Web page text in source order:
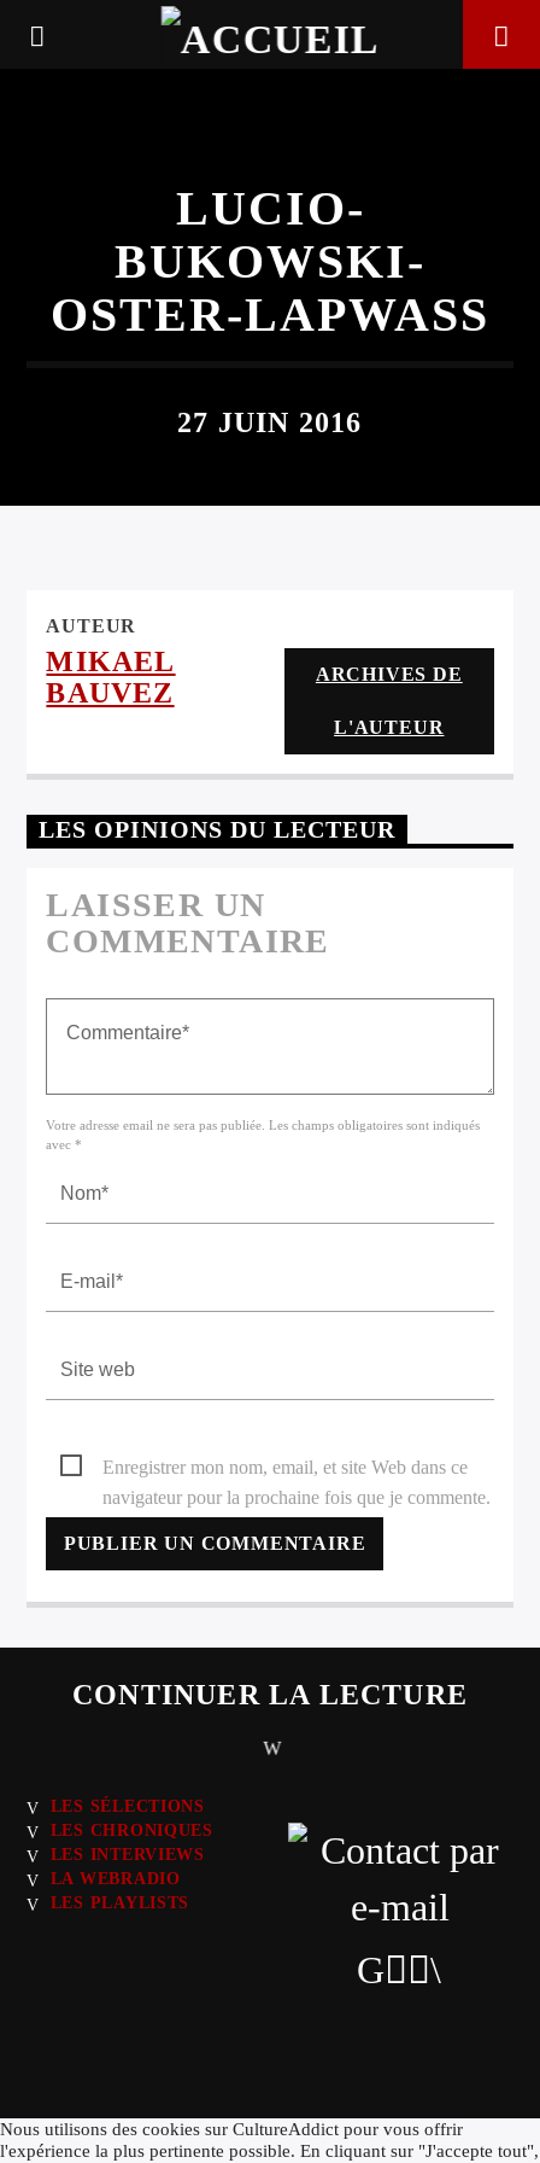
TITRE
LUCIO-
BUKOWSKI-
OSTER-LAPWASS
27 JUIN 2016
AUTEUR
MIKAEL
BAUVEZ
ARCHIVES DE
L'AUTEUR
LES OPINIONS DU LECTEUR
LAISSER UN
COMMENTAIRE
Votre adresse email ne sera pas publiée. Les champs obligatoires sont indiqués
avec *
Enregistrer mon nom, email, et site Web dans ce
navigateur pour la prochaine fois que je commente.
CONTINUER LA LECTURE
LES SÉLECTIONS
LES CHRONIQUES
LES INTERVIEWS
LA WEBRADIO
LES PLAYLISTS
Nous utilisons des cookies sur CultureAddict pour vous offrir
l'expérience la plus pertinente possible. En cliquant sur "J'accepte tout",